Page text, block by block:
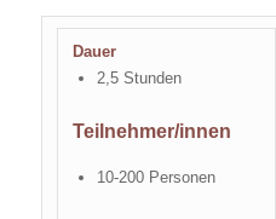
Dauer
2,5 Stunden
Teilnehmer/innen
10-200 Personen